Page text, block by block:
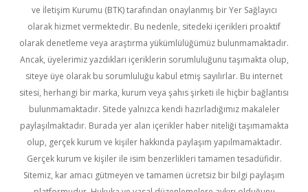
ve İletişim Kurumu (BTK) tarafından onaylanmış bir Yer Sağlayıcı
olarak hizmet vermektedir. Bu nedenle, sitedeki içerikleri proaktif
olarak denetleme veya araştırma yükümlülüğümüz bulunmamaktadır.
Ancak, üyelerimiz yazdıkları içeriklerin sorumluluğunu taşımakta olup,
siteye üye olarak bu sorumluluğu kabul etmiş sayılırlar. Bu internet
sitesi, herhangi bir marka, kurum veya şahıs şirketi ile hiçbir bağlantısı
bulunmamaktadır. Sitede yalnızca kendi hazırladığımız makaleler
paylaşılmaktadır. Burada yer alan içerikler haber niteliği taşımamakta
olup, gerçek kurum ve kişiler hakkında paylaşım yapılmamaktadır.
Gerçek kurum ve kişiler ile isim benzerlikleri tamamen tesadüfidir.
Sitemiz, kar amacı gütmeyen ve tamamen ücretsiz bir bilgi paylaşım